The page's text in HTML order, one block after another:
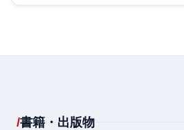
書籍・出版物